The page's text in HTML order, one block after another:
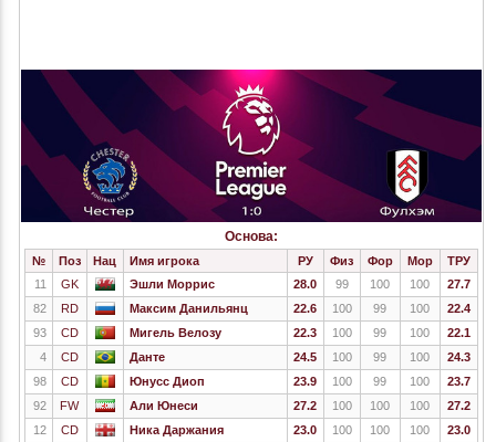
Основа:
№ Поз Нац Имя игрока РУ Физ Фор Мор
ТРУ
11
GK Эшли Моррис 28.0 99 100 100
27.7
82
RD Максим Данильянц 22.6 100 99 100
22.4
93
CD Мигель Велозу 22.3 100 99 100
22.1
4
CD Данте 24.5 100 99 100
24.3
98
CD Юнусс Диоп 23.9 100 99 100
23.7
92
FW Али Юнеси 27.2 100 100 100
27.2
12
CD Ника Даржания 23.0 100 100 100
23.0